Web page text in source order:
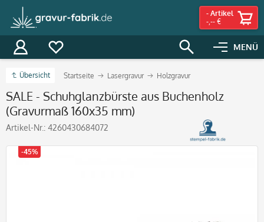
MENÜ
- Artikel
-,-- €
Übersicht Startseite Lasergravur Holzgravur
SALE - Schuhglanzbürste aus Buchenholz
(Gravurmaß 160x35 mm)
Artikel-Nr.: 4260430684072
-45%